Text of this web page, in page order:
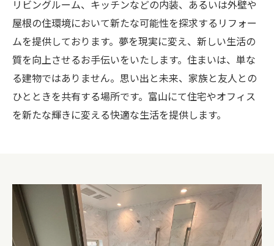
リビングルーム、キッチンなどの内装、あるいは外壁や
屋根の住環境において新たな可能性を探求するリフォー
ムを提供しております。夢を現実に変え、新しい生活の
質を向上させるお手伝いをいたします。住まいは、単な
る建物ではありません。思い出と未来、家族と友人との
ひとときを共有する場所です。富山にて住宅やオフィス
を新たな輝きに変える快適な生活を提供します。